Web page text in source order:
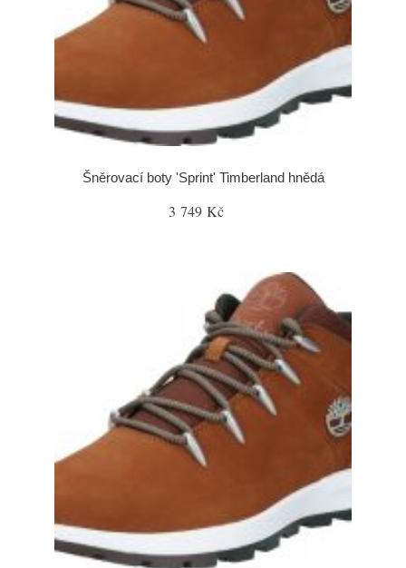
Šněrovací boty 'Sprint' Timberland hnědá
3 749 Kč